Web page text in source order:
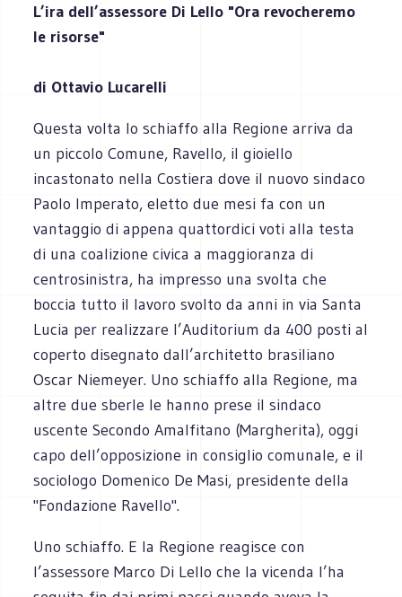
L’ira dell’assessore Di Lello "Ora revocheremo
le risorse"
di Ottavio Lucarelli
Questa volta lo schiaffo alla Regione arriva da
un piccolo Comune, Ravello, il gioiello
incastonato nella Costiera dove il nuovo sindaco
Paolo Imperato, eletto due mesi fa con un
vantaggio di appena quattordici voti alla testa
di una coalizione civica a maggioranza di
centrosinistra, ha impresso una svolta che
boccia tutto il lavoro svolto da anni in via Santa
Lucia per realizzare l’Auditorium da 400 posti al
coperto disegnato dall’architetto brasiliano
Oscar Niemeyer. Uno schiaffo alla Regione, ma
altre due sberle le hanno prese il sindaco
uscente Secondo Amalfitano (Margherita), oggi
capo dell’opposizione in consiglio comunale, e il
sociologo Domenico De Masi, presidente della
"Fondazione Ravello".
Uno schiaffo. E la Regione reagisce con
l’assessore Marco Di Lello che la vicenda l’ha